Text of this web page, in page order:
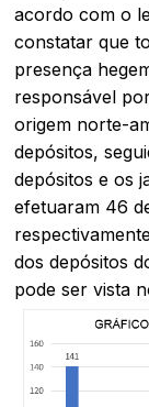
acordo com o
constatar que
presença
responsável
origem norte-
depósitos,
depósitos e os
efetuaram 46
dos depósitos
pode ser vista